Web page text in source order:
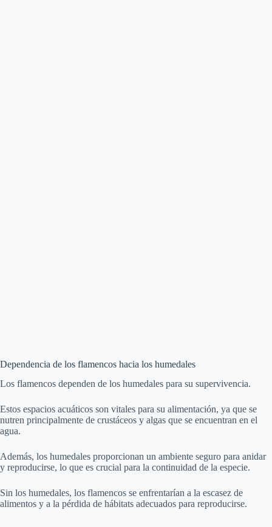
Dependencia de los flamencos hacia los humedales
Los flamencos dependen de los humedales para su supervivencia.
Estos espacios acuáticos son vitales para su alimentación, ya que se
nutren principalmente de crustáceos y algas que se encuentran en el
agua.
Además, los humedales proporcionan un ambiente seguro para anidar
y reproducirse, lo que es crucial para la continuidad de la especie.
Sin los humedales, los flamencos se enfrentarían a la escasez de
alimentos y a la pérdida de hábitats adecuados para reproducirse.